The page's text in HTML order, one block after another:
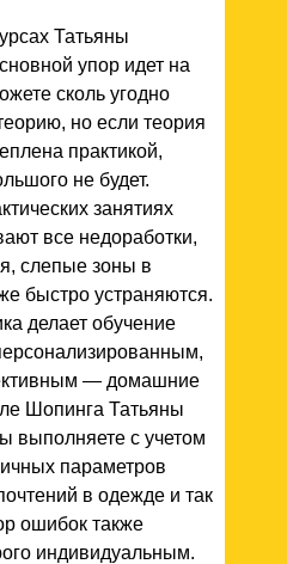
Татьяны
упор идет на
сколь угодно
но если теория
практикой,
не будет.
занятиях
все недоработки,
слепые зоны в
быстро устраняются.
делает обучение
— домашние
Шопинга Татьяны
выполняете с учетом
параметров
в одежде и так
ошибок также
индивидуальным.